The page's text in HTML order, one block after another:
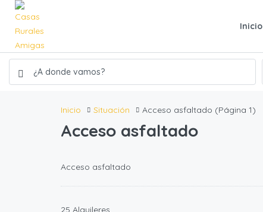
Inicio
Inicio Situación Acceso asfaltado (Página 1)
Acceso asfaltado
Acceso asfaltado
450.00